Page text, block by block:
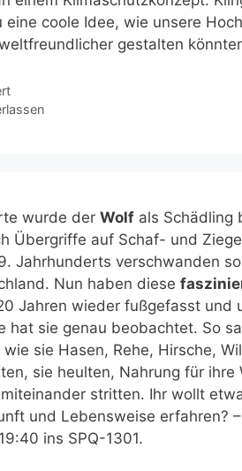
eine coole Idee, wie unsere
gestalten
wurde der Wolf als Schädling
Übergriffe auf Schaf- und
Jahrhunderts verschwanden
Nun haben diese
Jahren wieder fußgefasst und
hat sie genau beobachtet. So
sie Hasen, Rehe, Hirsche,
sie heulten, Nahrung für ihre
stritten. Ihr wollt
und Lebensweise erfahren?
ins SPQ-1301.